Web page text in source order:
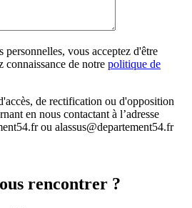
personnelles, vous acceptez d'être
connaissance de notre politique de
de rectification ou d'opposition
en nous contactant à l’adresse
ou alassus@departement54.fr
rencontrer ?